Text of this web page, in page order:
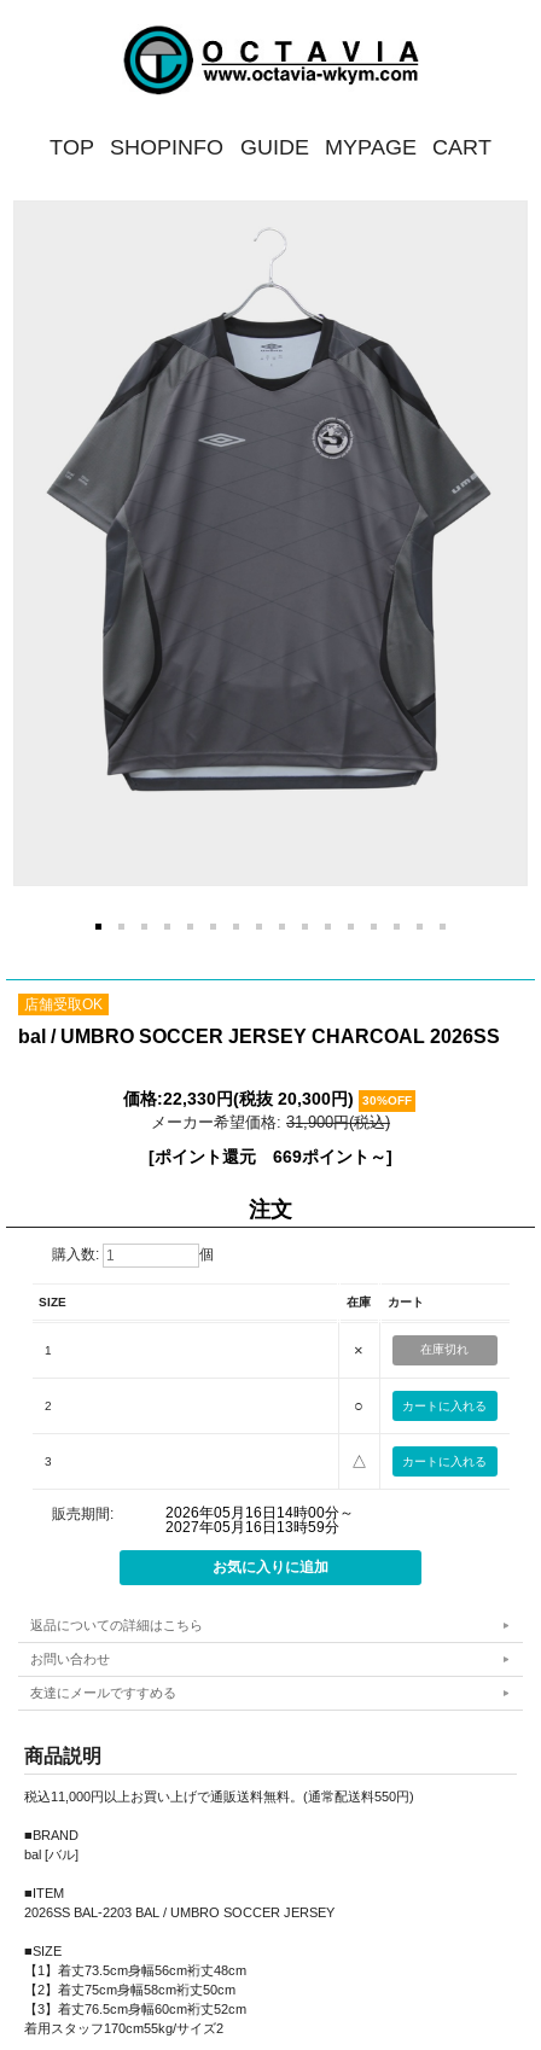
TOP SHOPINFO GUIDE MYPAGE CART
店舗受取OK
bal / UMBRO SOCCER JERSEY CHARCOAL 2026SS
価格:22,330円(税抜 20,300円) 30%OFF
メーカー希望価格: 31,900円(税込)
[ポイント還元 669ポイント～]
注文
購入数: 個
SIZE 在庫 カート
1 × 在庫切れ
2 ○
3 △
販売期間:
2026年05月16日14時00分～
2027年05月16日13時59分
返品についての詳細はこちら
お問い合わせ
友達にメールですすめる
商品説明
税込11,000円以上お買い上げで通販送料無料。(通常配送料550円)
■BRAND
bal [バル]
■ITEM
2026SS BAL-2203 BAL / UMBRO SOCCER JERSEY
■SIZE
【1】着丈73.5cm身幅56cm裄丈48cm
【2】着丈75cm身幅58cm裄丈50cm
【3】着丈76.5cm身幅60cm裄丈52cm
着用スタッフ170cm55kg/サイズ2